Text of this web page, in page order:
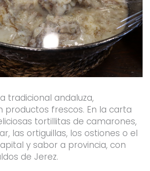
tradicional andaluza,
productos frescos. En la carta
tortillitas de camarones,
las ortiguillas, los ostiones o el
y sabor a provincia, con
de Jerez.